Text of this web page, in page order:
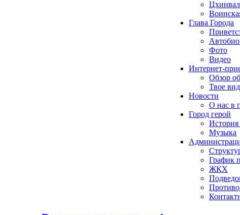
Цхинвал
Глава Города
Фото
Видео
Интернет-
Обзор
Твое
Новости
О нас в
Город герой
Музыка
График
ЖКХ